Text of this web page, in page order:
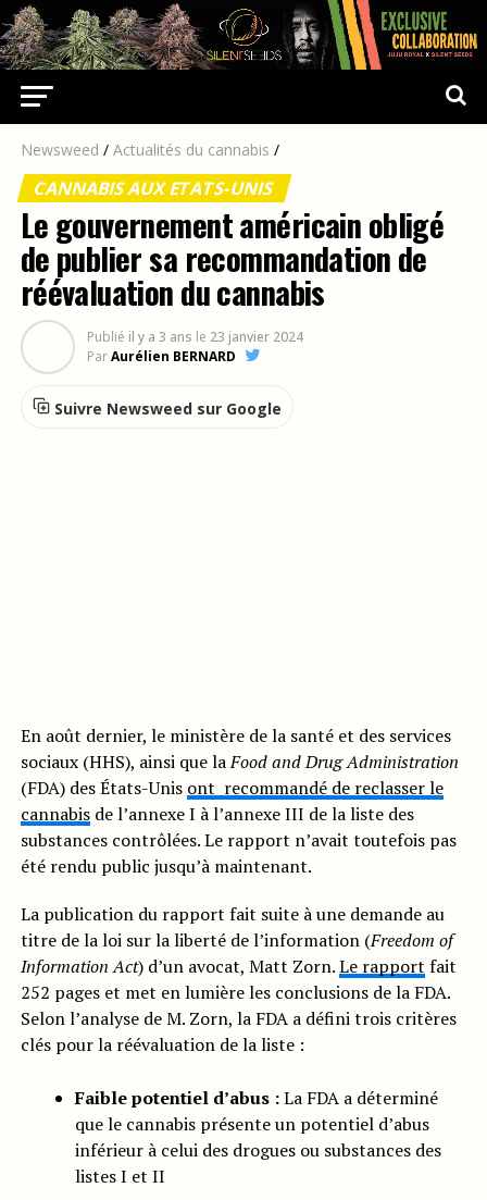
Newsweed / Actualités du cannabis /
CANNABIS AUX ETATS-UNIS
Le gouvernement américain obligé
de publier sa recommandation de
réévaluation du cannabis
Publié il y a 3 ans le 23 janvier 2024
ParAurélien BERNARD
Suivre Newsweed sur Google
En août dernier, le ministère de la santé et des services
sociaux (HHS), ainsi que laFood and Drug Administration
(FDA) des États-Unis ont recommandé de reclasser le
cannabisde l’annexe I à l’annexe III de la liste des
substances contrôlées. Le rapport n’avait toutefois pas
été rendu public jusqu’à maintenant.
La publication du rapport fait suite à une demande au
titre de la loi sur la liberté de l’information (Freedom of
Information Act) d’un avocat, Matt Zorn.Le rapport fait
252 pages et met en lumière les conclusions de la FDA.
Selon l’analyse de M. Zorn, la FDA a défini trois critères
clés pour la réévaluation de la liste :
Faible potentiel d’abus :La FDA a déterminé
que le cannabis présente un potentiel d’abus
inférieur à celui des drogues ou substances des
listes I et II